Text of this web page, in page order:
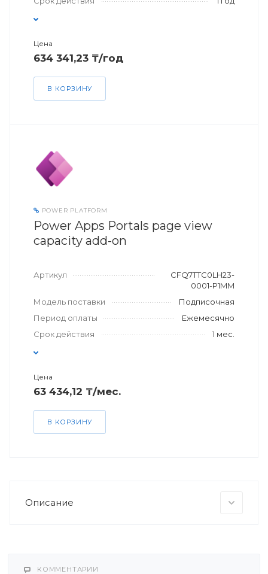
Цена
634 341,23 ₸/год
В КОРЗИНУ
POWER PLATFORM
Power Apps Portals page view
capacity add-on
Артикул
CFQ7TTC0LH23-
0001-P1MM
Модель поставки
Подписочная
Период оплаты
Ежемесячно
Срок действия
1 мес.
Цена
63 434,12 ₸/мес.
В КОРЗИНУ
Описание
КОММЕНТАРИИ